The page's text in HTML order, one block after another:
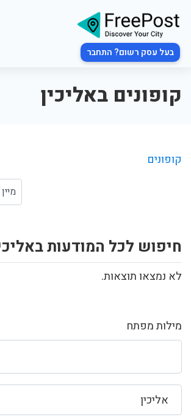
בעל עסק רשום? התחבר
קופונים באליכין
מילות מפתח
אליכין
קופונים
חיפוש לכל המודעות
לא נמצאו תוצאות.